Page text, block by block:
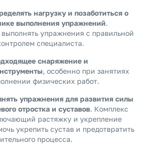
нагрузку и позаботиться о
выполнения упражнений.
выполнять упражнения с правильной
специалиста.
снаряжение и
, особенно при занятиях
физических работ.
упражнения для развития силы
отростка и суставов. Комплекс
растяжку и укрепление
укрепить сустав и предотвратить
процесса.